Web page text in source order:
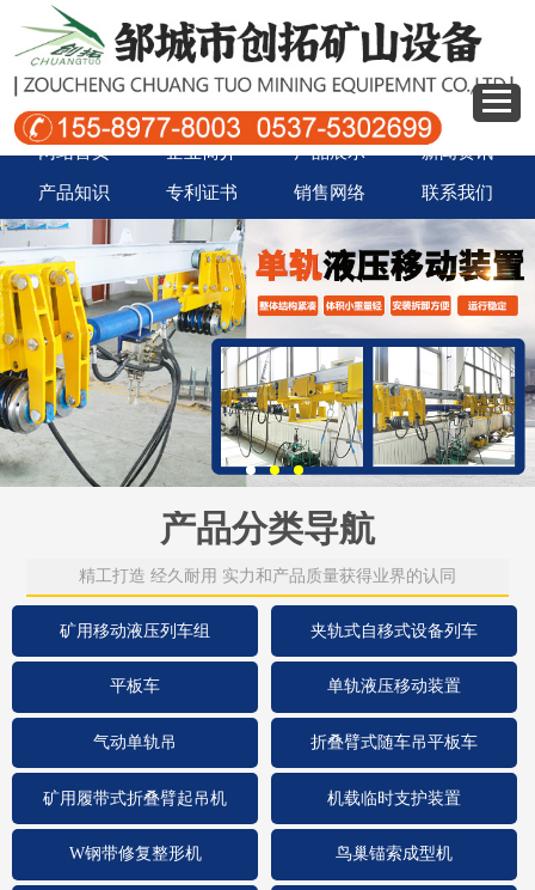
网站首页 企业简介 产品展示 新闻资讯
产品知识 专利证书 销售网络 联系我们
产品分类导航
精工打造 经久耐用 实力和产品质量获得业界的认同
矿用移动液压列车组 夹轨式自移式设备列车
平板车 单轨液压移动装置
气动单轨吊 折叠臂式随车吊平板车
矿用履带式折叠臂起吊机 机载临时支护装置
W钢带修复整形机 鸟巢锚索成型机